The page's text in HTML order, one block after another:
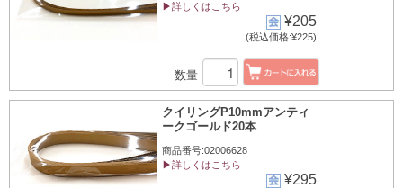
▶詳しくはこちら
¥205
(税込価格:¥225)
数量
クイリングP10mmアンティ
ークゴールド20本
商品番号:02006628
▶詳しくはこちら
¥295